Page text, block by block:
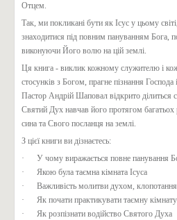
Отцем.
Так, ми покликані бути як Ісус у цьому
знаходитися під повним пануванням
виконуючи Його волю на цій землі.
Ця книга - виклик кожному служителю і
стосунків з Богом, прагне пізнання
Пастор Андрій Шаповал відкрито ділиться
Святий Дух навчав його протягом багатьох
сина та Свого посланця на землі.
З цієї книги ви дізнаєтесь:
· У чому виражається повне панування
· Якою була таємна кімната Ісуса
· Важливість молитви духом, клопотання
· Як почати практикувати таємну
· Як розпізнати водійство Святого Духа